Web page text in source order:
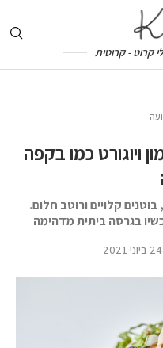
קרוט - קרוטית
ויוגורט כמו בקפה
קלויים ורוטב חלום.
בגרסה ביתית מדהימה
24 ביוני 2021